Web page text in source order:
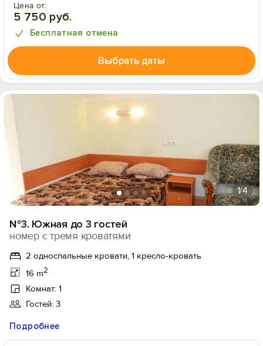
Цена от:
5 750 руб.
Бесплатная отмена
Выбрать даты
1/4
№3. Южная до 3 гостей
номер с тремя кроватями
2 односпальные кровати, 1 кресло-кровать
16 m2
Комнат: 1
Гостей: 3
Подробнее